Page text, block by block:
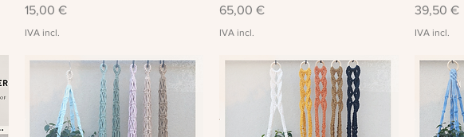
Preço
15,00 €
IVA incl.
Preço
65,00 €
IVA incl.
Preço
39,50 €
IVA incl.